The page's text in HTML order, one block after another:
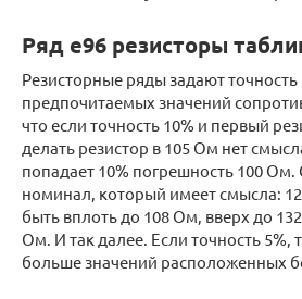
Ряд е96 резисторы
Резисторные ряды задают точность
предпочитаемых значений
что если точность 10% и первый
делать резистор в 105 Ом нет
попадает 10% погрешность 100
номинал, который имеет смысла:
быть вплоть до 108 Ом, вверх до
Ом. И так далее. Если точность 5%,
больше значений расположенных